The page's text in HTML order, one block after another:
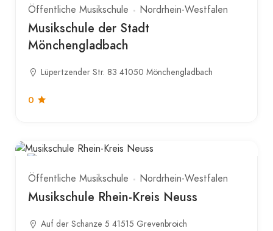
Öffentliche Musikschule Nordrhein-Westfalen
Musikschule der Stadt
Mönchengladbach
Lüpertzender Str. 83 41050 Mönchengladbach
0
Öffentliche Musikschule Nordrhein-Westfalen
Musikschule Rhein-Kreis Neuss
Auf der Schanze 5 41515 Grevenbroich